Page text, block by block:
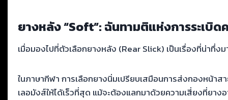
ยางหลัง “Soft”: ฉันทามติแห่งการระเบิด
เมื่อมองไปที่ตัวเลือกยางหลัง (Rear Slick) เป็นเรื่องที่น่าทึ่
ในภาษากีฬา การเลือกยางนิ่มเปรียบเสมือนการส่งกองหน้า
เลอมังส์ให้ได้เร็วที่สุด แม้จะต้องแลกมาด้วยความเสี่ยงที่ยา